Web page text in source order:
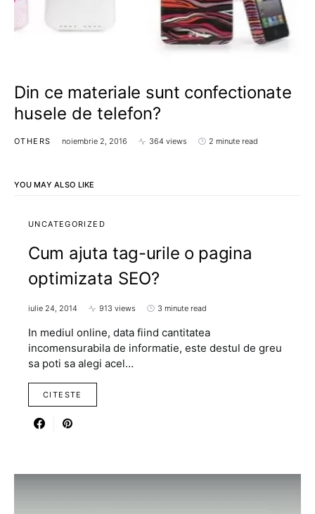
Din ce materiale sunt confectionate
husele de telefon?
OTHERS noiembrie 2, 2016 364 views 2 minute read
YOU MAY ALSO LIKE
UNCATEGORIZED
Cum ajuta tag-urile o pagina
optimizata SEO?
iulie 24, 2014 913 views 3 minute read
In mediul online, data fiind cantitatea
incomensurabila de informatie, este destul de greu
sa poti sa alegi acel…
CITESTE